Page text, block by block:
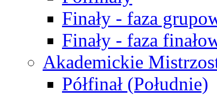
Finały - faza
Finały - faza
Akademickie
Półfinał (Południe)